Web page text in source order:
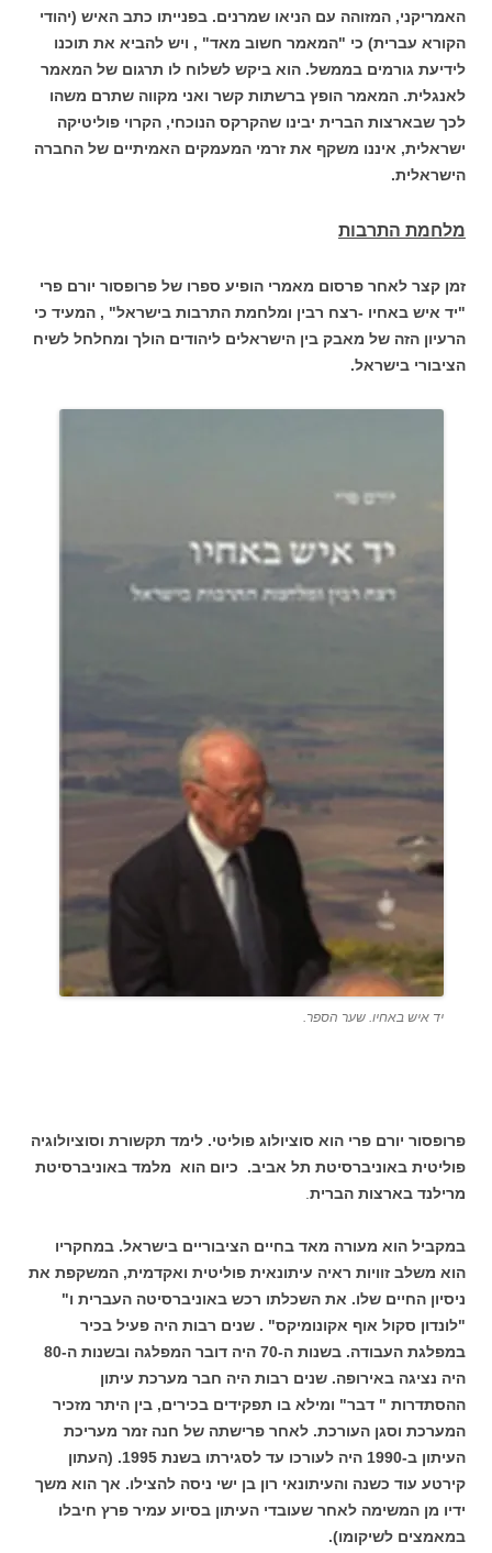
האמריקני, המזוהה עם הניאו שמרנים. בפנייתו כתב האיש (יהודי
הקורא עברית) כי "המאמר חשוב מאד" , ויש להביא את תוכנו
לידיעת גורמים בממשל. הוא ביקש לשלוח לו תרגום של המאמר
לאנגלית. המאמר הופץ ברשתות קשר ואני מקווה שתרם משהו
לכך שבארצות הברית יבינו שהקרקס הנוכחי, הקרוי פוליטיקה
ישראלית, איננו משקף את זרמי המעמקים האמיתיים של החברה
הישראלית.
מלחמת התרבות
זמן קצר לאחר פרסום מאמרי הופיע ספרו של פרופסור יורם פרי
"יד איש באחיו -רצח רבין ומלחמת התרבות בישראל" , המעיד כי
הרעיון הזה של מאבק בין הישראלים ליהודים הולך ומחלחל לשיח
הציבורי בישראל.
יד איש באחיו. שער הספר.
פרופסור יורם פרי הוא סוציולוג פוליטי. לימד תקשורת וסוציולוגיה
פוליטית באוניברסיטת תל אביב. כיום הוא מלמד באוניברסיטת
מרילנד בארצות הברית
במקביל הוא מעורה מאד בחיים הציבוריים בישראל. במחקריו
הוא משלב זוויות ראיה עיתונאית פוליטית ואקדמית, המשקפת את
ניסיון החיים שלו. את השכלתו רכש באוניברסיטה העברית ו"
"לונדון סקול אוף אקונומיקס" . שנים רבות היה פעיל בכיר
במפלגת העבודה. בשנות ה-70 היה דובר המפלגה ובשנות ה-80
היה נציגה באירופה. שנים רבות היה חבר מערכת עיתון
ההסתדרות " דבר" ומילא בו תפקידים בכירים, בין היתר מזכיר
המערכת וסגן העורכת. לאחר פרישתה של חנה זמר מעריכת
העיתון ב-1990 היה לעורכו עד לסגירתו בשנת 1995. (העתון
קירטע עוד כשנה והעיתונאי רון בן ישי ניסה להצילו. אך הוא משך
ידיו מן המשימה לאחר שעובדי העיתון בסיוע עמיר פרץ חיבלו
במאמצים לשיקומו).